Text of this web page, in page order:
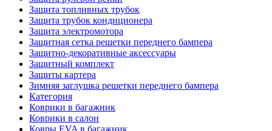
Защита топливных трубок
Защита трубок кондиционера
Защита электромотора
Защитная сетка решетки переднего бампера
Защитно-декоративные аксессуары
Защитный комплект
Защиты картера
Зимняя заглушка решетки переднего бампера
Категория
Коврики в багажник
Коврики в салон
Ковры EVA в багажник